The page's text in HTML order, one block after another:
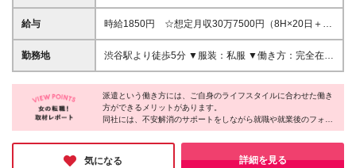
カルサポートまたはカスタマーサポート対応の経験
◆問い合わせ対応でのイチからの文章作成経験 ※ブラ
まずはお気軽にご応募ください！ ※ご経歴をなるべく
詳細に記載いただけると、面談までがスムーズです！
給与
時給1850円 ☆想定月収30万7500円（8H×20日＋残
業5H） ※交通費全額支給 ※在宅日数に応じて、在宅
勤務手当あり
勤務地
渋谷駅より徒歩5分 ▼服装：私服 ▼働き方：完全在宅
勤務 ※就業初日から在宅勤務を想定（PC等は事前に
ご自宅へ郵送予定） ▼受動喫煙対策：屋内禁煙
派遣という働き方には、ご自身のライフスタイルに合わせた働き
方ができるメリットがあります。
同社には、不安解消のサポートをしながら就職や就業後のフォロ
ーを担当するコーディネーターがいるそう。
派遣先には言いにくいような要望から、小さな不安までしっかり
と聞いてくれるスタッフがいると、安心しますよね♪
気になる 詳細を見る